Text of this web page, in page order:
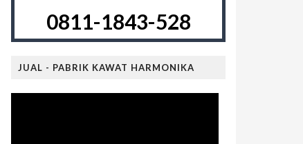
0811-1843-528
JUAL - PABRIK KAWAT HARMONIKA